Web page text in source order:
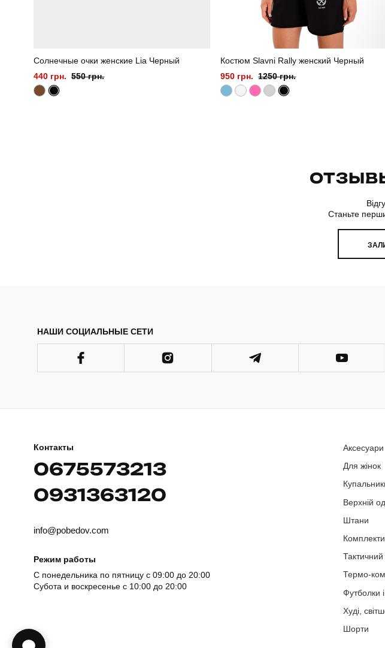
Солнечные очки женские Lia Черный
440 грн. 550 грн.
Костюм Slavni Rally женский Черный
950 грн. 1250 грн.
Станьте
НАШИ СОЦИАЛЬНЫЕ СЕТИ
Контакты
0675573213
0931363120
info@pobedov.com
Режим работы
С понедельника по пятницу с 09:00 до 20:00
Субота и воскресенье с 10:00 до 20:00
Аксесуари
Для жінок
Верхній
Штани
Комплекти
Тактичний
Термо-
Футболки
Худі,
Шорти